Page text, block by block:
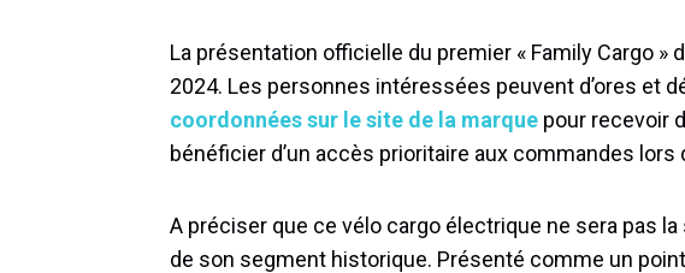
La présentation officielle du premier « Family Cargo »
2024. Les personnes intéressées peuvent d’ores et
coordonnées sur le site de la marque pour recevoir
bénéficier d’un accès prioritaire aux commandes lors
A préciser que ce vélo cargo électrique ne sera pas
de son segment historique. Présenté comme un